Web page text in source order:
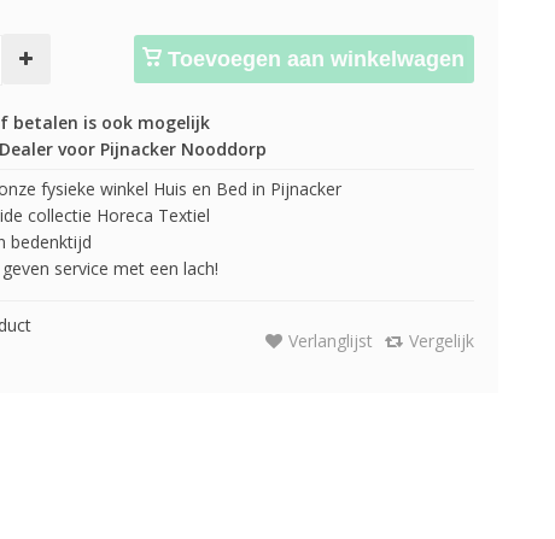
Toevoegen aan winkelwagen
betalen is ook mogelijk
voor Pijnacker Nooddorp
fysieke winkel Huis en Bed in Pijnacker
collectie Horeca Textiel
bedenktijd
geven service met een lach!
Verlanglijst Vergelijk